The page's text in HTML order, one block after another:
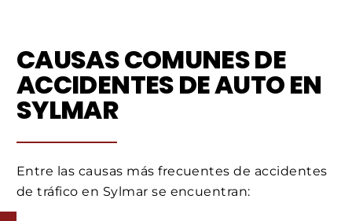
CAUSAS COMUNES DE
ACCIDENTES DE AUTO EN
SYLMAR
Entre las causas más frecuentes de accidentes
de tráfico en Sylmar se encuentran: